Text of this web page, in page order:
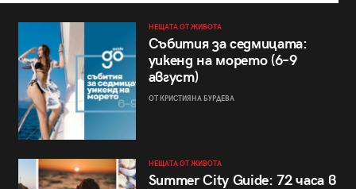
НЕЩАТА ОТ ЖИВОТА
Събития за седмицата:
уикенд на морето (6–9
август)
ОТ КРИСТИЯНА БУРДЕВА
НЕЩАТА ОТ ЖИВОТА
Summer City Guide: 72 часа в